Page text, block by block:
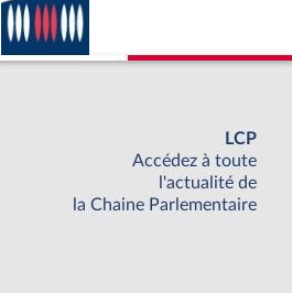
LCP
Accédez à toute
l'actualité de
la Chaine Parlementaire